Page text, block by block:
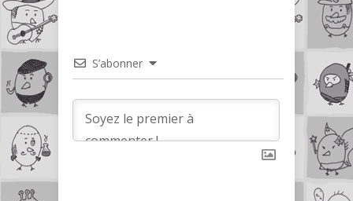
S’abonner